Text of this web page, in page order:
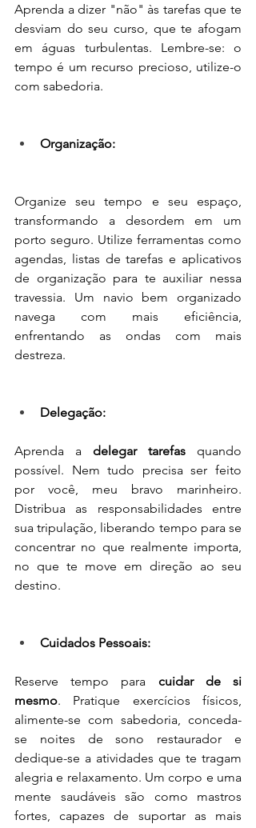
Aprenda a dizer "não" às tarefas que te
desviam do seu curso, que te afogam
em águas turbulentas. Lembre-se: o
tempo é um recurso precioso, utilize-o
com sabedoria.
Organização:
Organize seu tempo e seu espaço,
transformando a desordem em um
porto seguro. Utilize ferramentas como
agendas, listas de tarefas e aplicativos
de organização para te auxiliar nessa
travessia. Um navio bem organizado
navega com mais eficiência,
enfrentando as ondas com mais
destreza.
Delegação:
Aprenda a delegar tarefas quando
possível. Nem tudo precisa ser feito
por você, meu bravo marinheiro.
Distribua as responsabilidades entre
sua tripulação, liberando tempo para se
concentrar no que realmente importa,
no que te move em direção ao seu
destino.
Cuidados Pessoais:
Reserve tempo para cuidar de si
mesmo. Pratique exercícios físicos,
alimente-se com sabedoria, conceda-
se noites de sono restaurador e
dedique-se a atividades que te tragam
alegria e relaxamento. Um corpo e uma
mente saudáveis são como mastros
fortes, capazes de suportar as mais